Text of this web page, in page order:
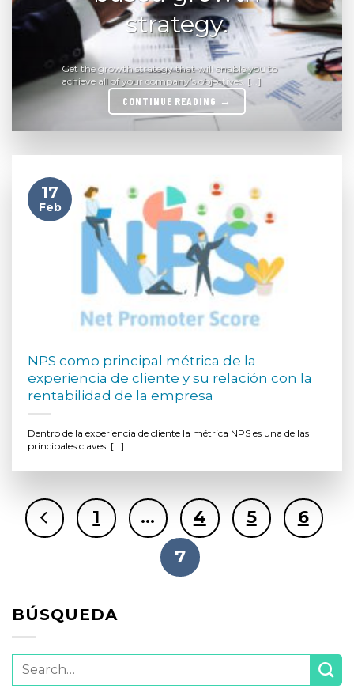
strategy.
Get the growth strategy that will enable you to
achieve all of your company’s objectives. [...]
CONTINUE READING →
NPS como principal métrica de la
experiencia de cliente y su relación con la
rentabilidad de la empresa
Dentro de la experiencia de cliente la métrica NPS es una de las
principales claves. [...]
17
Feb
1 … 4 5
6
7
BÚSQUEDA